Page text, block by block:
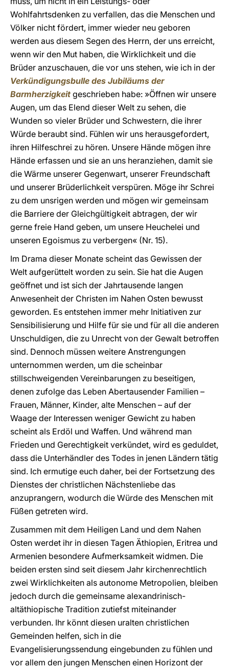
Wohlfahrtsdenken zu verfallen, das die Menschen und
Völker nicht fördert, immer wieder neu geboren
werden aus diesem Segen des Herrn, der uns erreicht,
wenn wir den Mut haben, die Wirklichkeit und die
Brüder anzuschauen, die vor uns stehen, wie ich in der
Verkündigungsbulle des Jubiläums der
Barmherzigkeit geschrieben habe: »Öffnen wir unsere
Augen, um das Elend dieser Welt zu sehen, die
Wunden so vieler Brüder und Schwestern, die ihrer
Würde beraubt sind. Fühlen wir uns herausgefordert,
ihren Hilfeschrei zu hören. Unsere Hände mögen ihre
Hände erfassen und sie an uns heranziehen, damit sie
die Wärme unserer Gegenwart, unserer Freundschaft
und unserer Brüderlichkeit verspüren. Möge ihr Schrei
zu dem unsrigen werden und mögen wir gemeinsam
die Barriere der Gleichgültigkeit abtragen, der wir
gerne freie Hand geben, um unsere Heuchelei und
unseren Egoismus zu verbergen« (Nr. 15).
Im Drama dieser Monate scheint das Gewissen der
Welt aufgerüttelt worden zu sein. Sie hat die Augen
geöffnet und ist sich der Jahrtausende langen
Anwesenheit der Christen im Nahen Osten bewusst
geworden. Es entstehen immer mehr Initiativen zur
Sensibilisierung und Hilfe für sie und für all die anderen
Unschuldigen, die zu Unrecht von der Gewalt betroffen
sind. Dennoch müssen weitere Anstrengungen
unternommen werden, um die scheinbar
stillschweigenden Vereinbarungen zu beseitigen,
denen zufolge das Leben Abertausender Familien –
Frauen, Männer, Kinder, alte Menschen – auf der
Waage der Interessen weniger Gewicht zu haben
scheint als Erdöl und Waffen. Und während man
Frieden und Gerechtigkeit verkündet, wird es geduldet,
dass die Unterhändler des Todes in jenen Ländern tätig
sind. Ich ermutige euch daher, bei der Fortsetzung des
Dienstes der christlichen Nächstenliebe das
anzuprangern, wodurch die Würde des Menschen mit
Füßen getreten wird.
Zusammen mit dem Heiligen Land und dem Nahen
Osten werdet ihr in diesen Tagen Äthiopien, Eritrea und
Armenien besondere Aufmerksamkeit widmen. Die
beiden ersten sind seit diesem Jahr kirchenrechtlich
zwei Wirklichkeiten als autonome Metropolien, bleiben
jedoch durch die gemeinsame alexandrinisch-
altäthiopische Tradition zutiefst miteinander
verbunden. Ihr könnt diesen uralten christlichen
Gemeinden helfen, sich in die
Evangelisierungssendung eingebunden zu fühlen und
vor allem den jungen Menschen einen Horizont der